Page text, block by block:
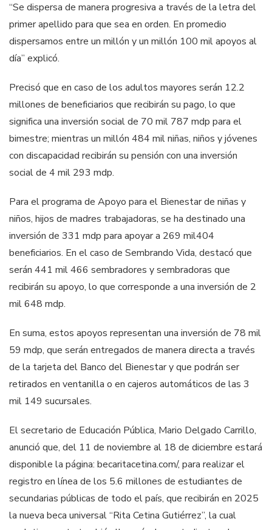
“Se dispersa de manera progresiva a través de la letra del
primer apellido para que sea en orden. En promedio
dispersamos entre un millón y un millón 100 mil apoyos al
día” explicó.
Precisó que en caso de los adultos mayores serán 12.2
millones de beneficiarios que recibirán su pago, lo que
significa una inversión social de 70 mil 787 mdp para el
bimestre; mientras un millón 484 mil niñas, niños y jóvenes
con discapacidad recibirán su pensión con una inversión
social de 4 mil 293 mdp.
Para el programa de Apoyo para el Bienestar de niñas y
niños, hijos de madres trabajadoras, se ha destinado una
inversión de 331 mdp para apoyar a 269 mil404
beneficiarios. En el caso de Sembrando Vida, destacó que
serán 441 mil 466 sembradores y sembradoras que
recibirán su apoyo, lo que corresponde a una inversión de 2
mil 648 mdp.
En suma, estos apoyos representan una inversión de 78 mil
59 mdp, que serán entregados de manera directa a través
de la tarjeta del Banco del Bienestar y que podrán ser
retirados en ventanilla o en cajeros automáticos de las 3
mil 149 sucursales.
El secretario de Educación Pública, Mario Delgado Carrillo,
anunció que, del 11 de noviembre al 18 de diciembre estará
disponible la página: becaritacetina.com/, para realizar el
registro en línea de los 5.6 millones de estudiantes de
secundarias públicas de todo el país, que recibirán en 2025
la nueva beca universal “Rita Cetina Gutiérrez”, la cual